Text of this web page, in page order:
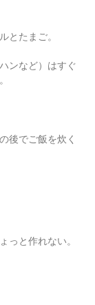
とたまご。
ンなど）はすぐ
後でご飯を炊く
っと作れない。